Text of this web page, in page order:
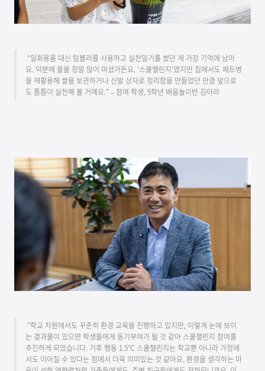
“일회용품 대신 텀블러를 사용하고 실천일기를 썼던 게 가장 기억에 남아
요. 덕분에 물을 정말 많이 마셨거든요. ‘스쿨챌린지’였지만 집에서도 페트병
을 재활용해 쌀을 보관하거나 신발 상자로 정리함을 만들었던 만큼 앞으로
도 틈틈이 실천해 볼 거예요.” – 참여 학생, 5학년 배움놀이반 김아라
"학교 차원에서도 꾸준히 환경 교육을 진행하고 있지만, 이렇게 눈에 보이
는 결과물이 있으면 학생들에게 동기부여가 될 것 같아 스쿨챌린지 참여를
추진하게 되었습니다. 기후 행동 1.5℃ 스쿨챌린지는 학교뿐 아니라 가정에
서도 이어질 수 있다는 점에서 더욱 의미있는 것 같아요. 환경을 생각하는 마